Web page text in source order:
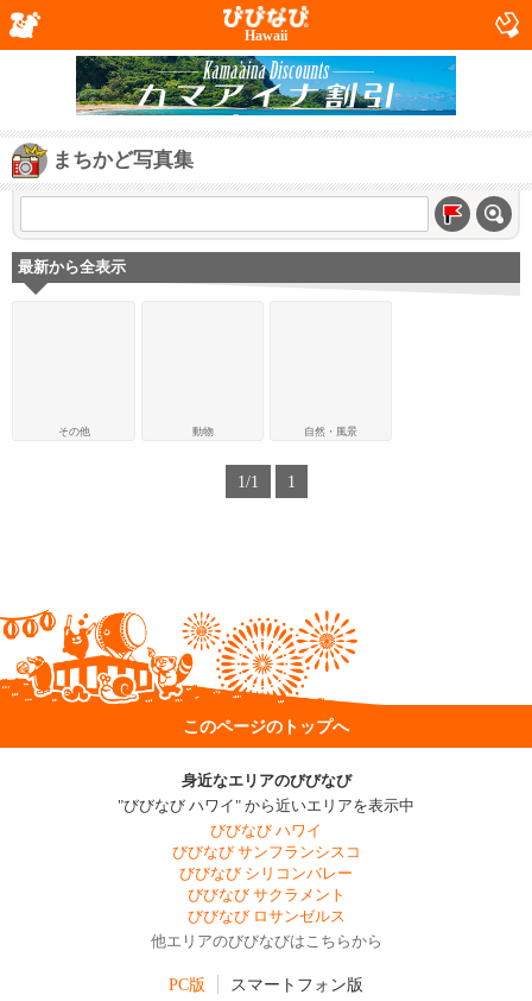
Hawaii
まちかど写真集
最新から全表示
その他 動物 自然・風景
1/1 1
このページのトップへ
身近なエリアのびびなび
"びびなび ハワイ" から近いエリアを表示中
びびなび ハワイ
びびなび サンフランシスコ
びびなび シリコンバレー
びびなび サクラメント
びびなび ロサンゼルス
他エリアのびびなびはこちらから
PC版 スマートフォン版